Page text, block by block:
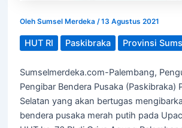
Oleh Sumsel Merdeka /13 Agustus 2021
HUT RI Paskibraka Provinsi
Sumselmerdeka.com-Palembang,
Pengibar Bendera Pusaka (Paskibraka)
Selatan yang akan bertugas
bendera pusaka merah putih pada